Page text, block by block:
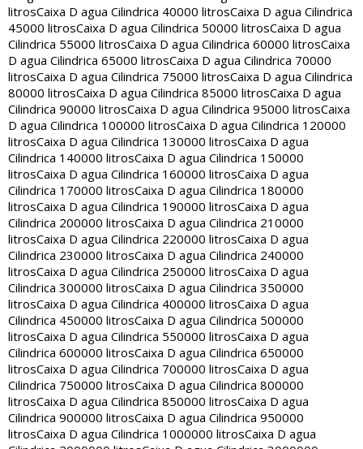
litrosCaixa D agua Cilindrica 40000 litrosCaixa D agua Cilindrica
45000 litrosCaixa D agua Cilindrica 50000 litrosCaixa D agua
Cilindrica 55000 litrosCaixa D agua Cilindrica 60000 litrosCaixa
D agua Cilindrica 65000 litrosCaixa D agua Cilindrica 70000
litrosCaixa D agua Cilindrica 75000 litrosCaixa D agua Cilindrica
80000 litrosCaixa D agua Cilindrica 85000 litrosCaixa D agua
Cilindrica 90000 litrosCaixa D agua Cilindrica 95000 litrosCaixa
D agua Cilindrica 100000 litrosCaixa D agua Cilindrica 120000
litrosCaixa D agua Cilindrica 130000 litrosCaixa D agua
Cilindrica 140000 litrosCaixa D agua Cilindrica 150000
litrosCaixa D agua Cilindrica 160000 litrosCaixa D agua
Cilindrica 170000 litrosCaixa D agua Cilindrica 180000
litrosCaixa D agua Cilindrica 190000 litrosCaixa D agua
Cilindrica 200000 litrosCaixa D agua Cilindrica 210000
litrosCaixa D agua Cilindrica 220000 litrosCaixa D agua
Cilindrica 230000 litrosCaixa D agua Cilindrica 240000
litrosCaixa D agua Cilindrica 250000 litrosCaixa D agua
Cilindrica 300000 litrosCaixa D agua Cilindrica 350000
litrosCaixa D agua Cilindrica 400000 litrosCaixa D agua
Cilindrica 450000 litrosCaixa D agua Cilindrica 500000
litrosCaixa D agua Cilindrica 550000 litrosCaixa D agua
Cilindrica 600000 litrosCaixa D agua Cilindrica 650000
litrosCaixa D agua Cilindrica 700000 litrosCaixa D agua
Cilindrica 750000 litrosCaixa D agua Cilindrica 800000
litrosCaixa D agua Cilindrica 850000 litrosCaixa D agua
Cilindrica 900000 litrosCaixa D agua Cilindrica 950000
litrosCaixa D agua Cilindrica 1000000 litrosCaixa D agua